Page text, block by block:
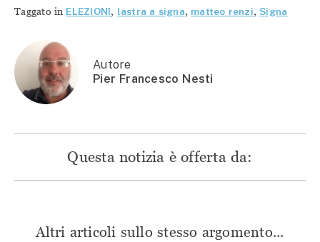
Twitter
(Si
finestra)
(Si
apre
(Si
apre
(Si
apre
Taggato in ELEZIONI, lastra a signa, matteo renzi,Signa
Autore
Pier Francesco Nesti
Questa notizia è offerta da:
Altri articoli sullo stesso argomento...